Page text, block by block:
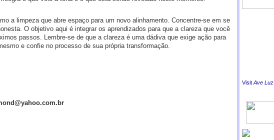
a limpeza que abre espaço para um novo alinhamento. Concentre-se em se
O objetivo aqui é integrar os aprendizados para que a clareza que você
passos. Lembre-se de que a clareza é uma dádiva que exige ação para
e confie no processo de sua própria transformação.
Visit Ave Luz